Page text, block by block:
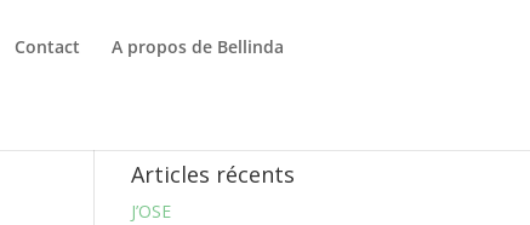
Contact A propos de Bellinda
Articles récents
J’OSE